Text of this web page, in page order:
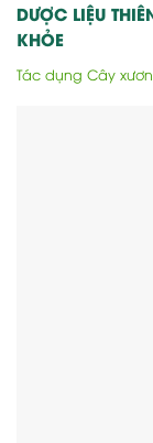
DƯỢC LIỆU
KHỎE
Tác dụng Cây